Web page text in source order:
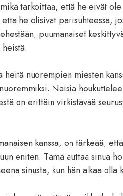
tarkoittaa, että he eivät
he olisivat parisuhteessa,
puumanaiset
heitä nuorempien miesten
Naisia
on erittäin virkistävää
kanssa, on tärkeää,
eniten. Tämä auttaa sinua
sinusta, kun hän alkaa olla